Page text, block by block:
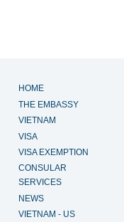
HOME
THE EMBASSY
VIETNAM
VISA
VISA EXEMPTION
CONSULAR
SERVICES
NEWS
VIETNAM - US